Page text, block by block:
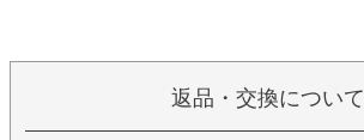
返品・交換について